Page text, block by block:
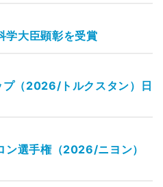
学大臣顕彰を受賞
プ（2026/トルクスタン）日
ン選手権（2026/ニヨン）